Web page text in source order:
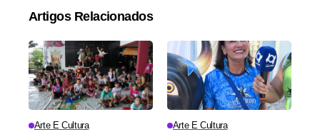
Artigos Relacionados
Arte E Cultura Arte E Cultura